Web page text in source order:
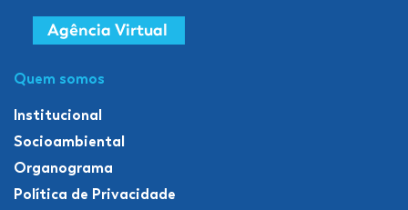
Quem somos
Institucional
Socioambiental
Organograma
Política de Privacidade